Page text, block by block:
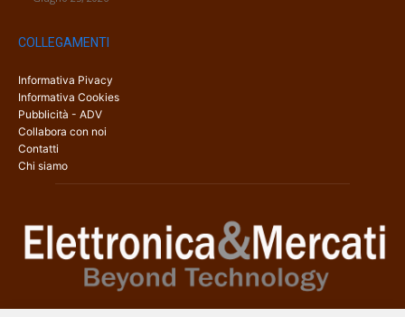
COLLEGAMENTI
Informativa Pivacy
Informativa Cookies
Pubblicità - ADV
Collabora con noi
Contatti
Chi siamo